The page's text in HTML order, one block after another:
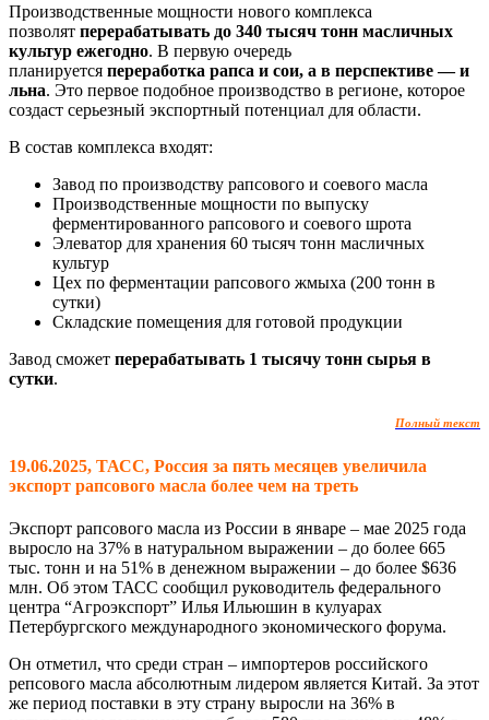
Производственные мощности нового комплекса
позволят перерабатывать до 340 тысяч тонн масличных
культур ежегодно. В первую очередь
планируется переработка рапса и сои, а в перспективе — и
льна. Это первое подобное производство в регионе, которое
создаст серьезный экспортный потенциал для области.
В состав комплекса входят:
Завод по производству рапсового и соевого масла
Производственные мощности по выпуску
ферментированного рапсового и соевого шрота
Элеватор для хранения 60 тысяч тонн масличных
культур
Цех по ферментации рапсового жмыха (200 тонн в
сутки)
Складские помещения для готовой продукции
Завод сможет перерабатывать 1 тысячу тонн сырья в
сутки.
Полный текст
19.06.2025, ТАСС, Россия за пять месяцев увеличила
экспорт рапсового масла более чем на треть
Экспорт рапсового масла из России в январе – мае 2025 года
выросло на 37% в натуральном выражении – до более 665
тыс. тонн и на 51% в денежном выражении – до более $636
млн. Об этом ТАСС сообщил руководитель федерального
центра “Агроэкспорт” Илья Ильюшин в кулуарах
Петербургского международного экономического форума.
Он отметил, что среди стран – импортеров российского
репсового масла абсолютным лидером является Китай. За этот
же период поставки в эту страну выросли на 36% в